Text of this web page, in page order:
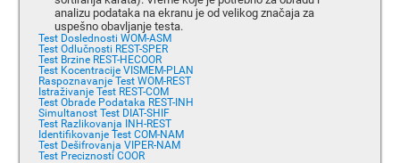
analizu podataka na ekranu je od velikog značaja za
uspešno obavljanje testa.
Test Doslednosti WOM-ASM
Test Odlučnosti REST-SPER
Test Brzine REST-HECOOR
Test Kocentracije VISMEM-PLAN
Raspoznavanje Test WOM-REST
Istraživanje Test REST-COM
Test Obrade Podataka REST-INH
Simultanost Test DIAT-SHIF
Test Razlikovanja INH-REST
Identifikovanje Test COM-NAM
Test Dešifrovanja VIPER-NAM
Test Preciznosti COOR